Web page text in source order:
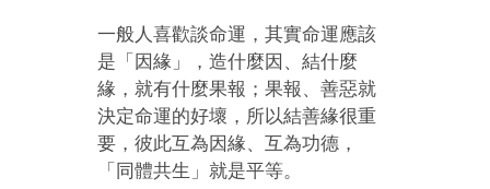
一般人喜歡談命運，其實命運應該
是「因緣」，造什麼因、結什麼
緣，就有什麼果報；果報、善惡就
決定命運的好壞，所以結善緣很重
要，彼此互為因緣、互為功德，
「同體共生」就是平等。